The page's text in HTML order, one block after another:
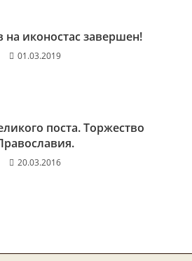
на иконостас завершен!
01.03.2019
поста. Торжество
20.03.2016